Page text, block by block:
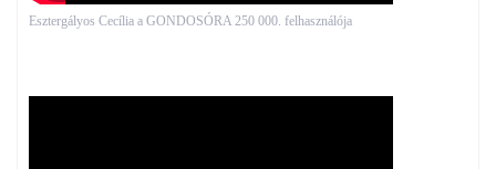
Esztergályos Cecília a GONDOSÓRA 250 000. felhasználója